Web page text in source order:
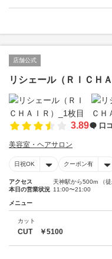
店舗公式
リシェール（ＲＩＣＨＡ
3.89 口
美容室・ヘアサロン
日祝OK クーポン有
アクセス
天神駅から500m （徒
本日の営業状況 11:00〜21:00
メニュー
カット
CUT ￥5100